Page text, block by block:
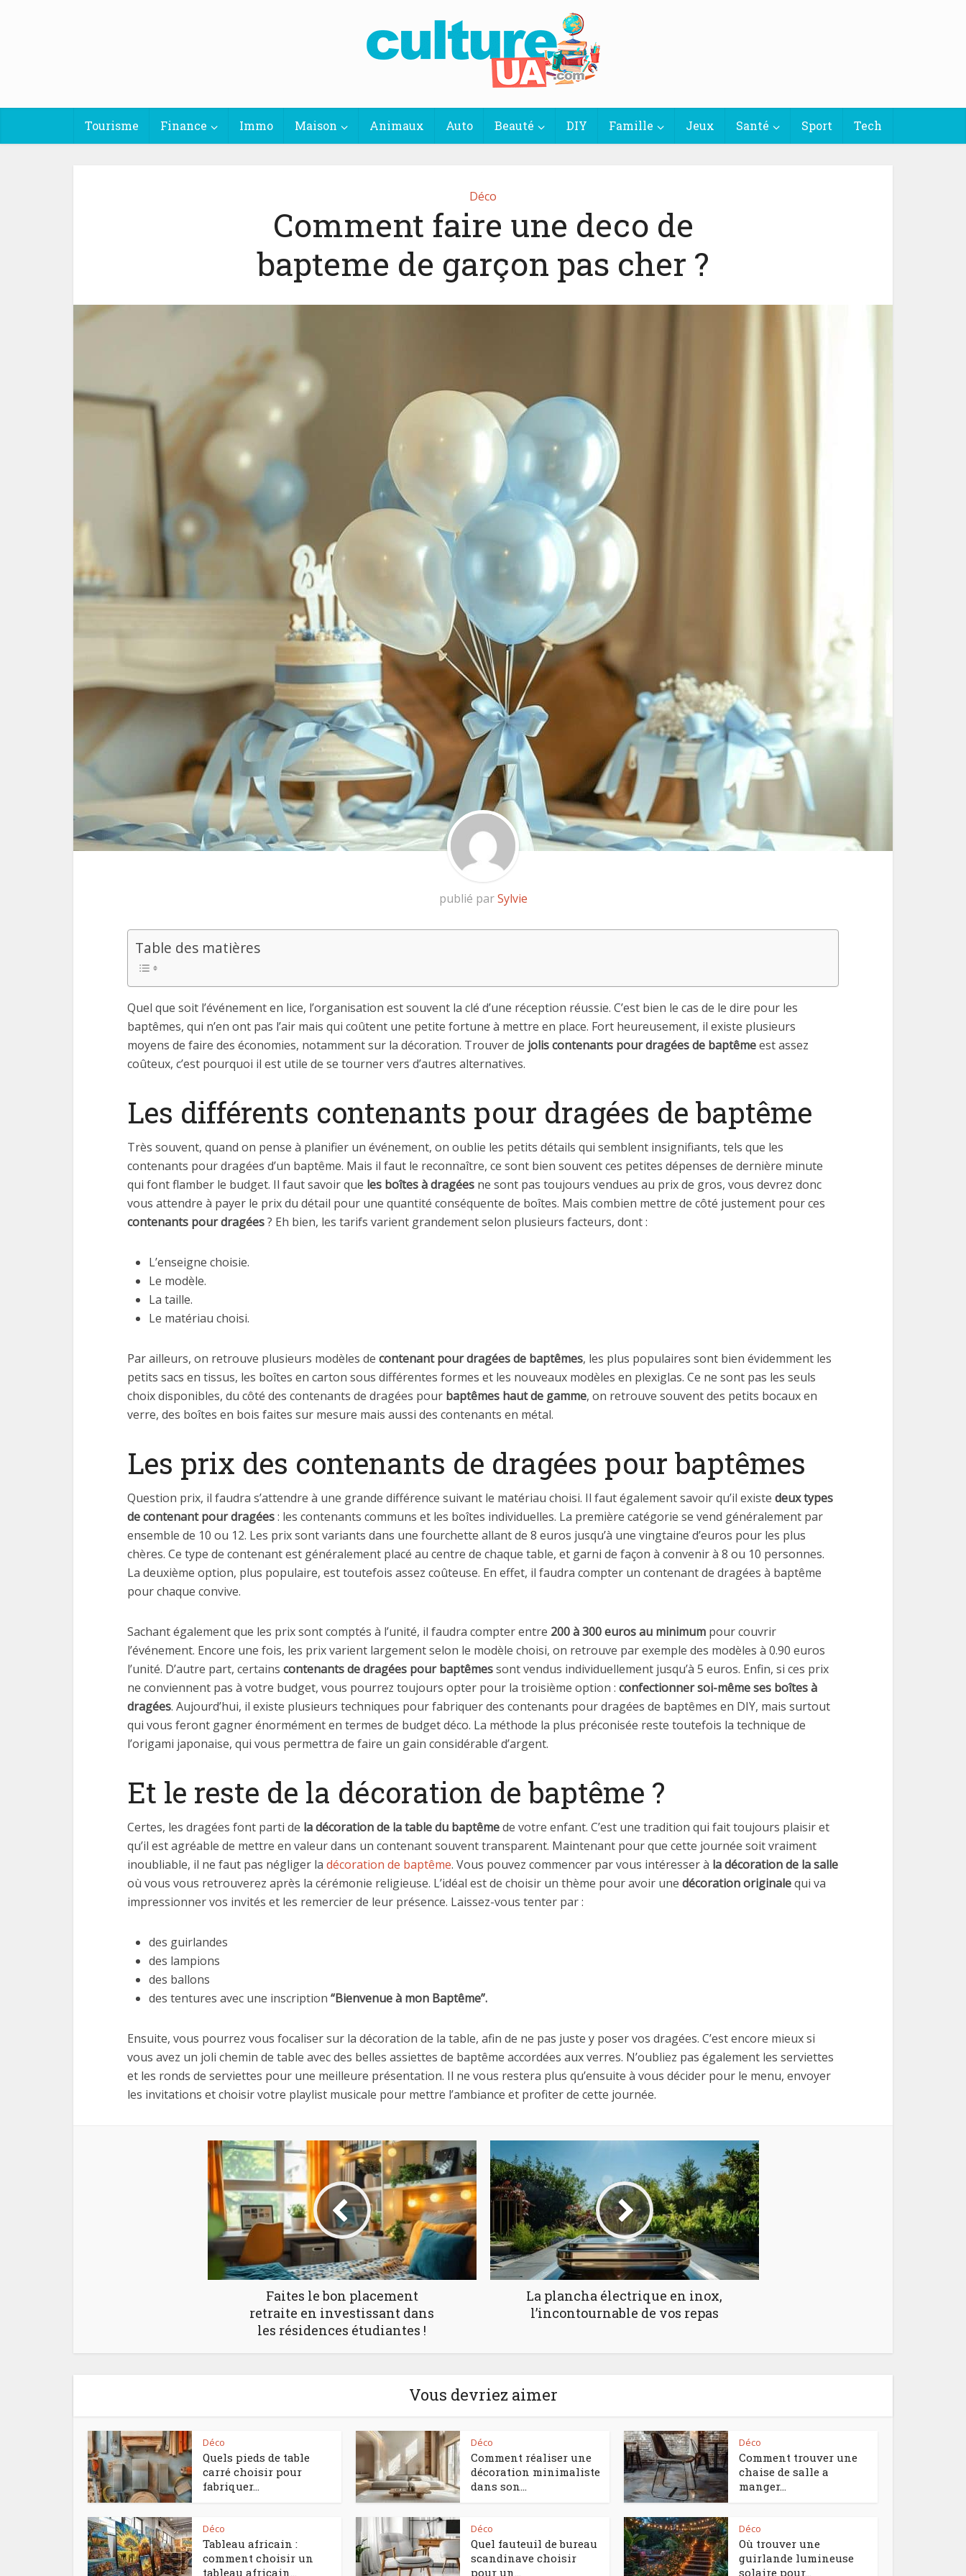
Tourisme Finance Immo Maison Animaux Auto Beauté DIY Famille Jeux Santé Sport Tech
Déco
Comment faire une deco de
bapteme de garçon pas cher ?
publié parSylvie
Table des matières
Quel que soit l’événement en lice, l’organisation est souvent la clé d’une réception réussie. C’est bien le cas de le dire pour les
baptêmes, qui n’en ont pas l’air mais qui coûtent une petite fortune à mettre en place. Fort heureusement, il existe plusieurs
moyens de faire des économies, notamment sur la décoration. Trouver de jolis contenants pour dragées de baptêmeest assez
coûteux, c’est pourquoi il est utile de se tourner vers d’autres alternatives.
Les différents contenants pour dragées de baptême
Très souvent, quand on pense à planifier un événement, on oublie les petits détails qui semblent insignifiants, tels que les
contenants pour dragées d’un baptême. Mais il faut le reconnaître, ce sont bien souvent ces petites dépenses de dernière minute
qui font flamber le budget. Il faut savoir que les boîtes à dragées ne sont pas toujours vendues au prix de gros, vous devrez donc
vous attendre à payer le prix du détail pour une quantité conséquente de boîtes. Mais combien mettre de côté justement pour ces
contenants pour dragées? Eh bien, les tarifs varient grandement selon plusieurs facteurs, dont :
L’enseigne choisie.
Le modèle.
La taille.
Le matériau choisi.
Par ailleurs, on retrouve plusieurs modèles de contenant pour dragées de baptêmes, les plus populaires sont bien évidemment les
petits sacs en tissus, les boîtes en carton sous différentes formes et les nouveaux modèles en plexiglas. Ce ne sont pas les seuls
choix disponibles, du côté des contenants de dragées pour baptêmes haut de gamme, on retrouve souvent des petits bocaux en
verre, des boîtes en bois faites sur mesure mais aussi des contenants en métal.
Les prix des contenants de dragées pour baptêmes
Question prix, il faudra s’attendre à une grande différence suivant le matériau choisi. Il faut également savoir qu’il existe deux types
de contenant pour dragées: les contenants communs et les boîtes individuelles. La première catégorie se vend généralement par
ensemble de 10 ou 12. Les prix sont variants dans une fourchette allant de 8 euros jusqu’à une vingtaine d’euros pour les plus
chères. Ce type de contenant est généralement placé au centre de chaque table, et garni de façon à convenir à 8 ou 10 personnes.
La deuxième option, plus populaire, est toutefois assez coûteuse. En effet, il faudra compter un contenant de dragées à baptême
pour chaque convive.
Sachant également que les prix sont comptés à l’unité, il faudra compter entre 200 à 300 euros au minimum pour couvrir
l’événement. Encore une fois, les prix varient largement selon le modèle choisi, on retrouve par exemple des modèles à 0.90 euros
l’unité. D’autre part, certains contenants de dragées pour baptêmessont vendus individuellement jusqu’à 5 euros. Enfin, si ces prix
ne conviennent pas à votre budget, vous pourrez toujours opter pour la troisième option : confectionner soi-même ses boîtes à
dragées. Aujourd’hui, il existe plusieurs techniques pour fabriquer des contenants pour dragées de baptêmes en DIY, mais surtout
qui vous feront gagner énormément en termes de budget déco. La méthode la plus préconisée reste toutefois la technique de
l’origami japonaise, qui vous permettra de faire un gain considérable d’argent.
Et le reste de la décoration de baptême ?
Certes, les dragées font parti de la décoration de la table du baptêmede votre enfant. C’est une tradition qui fait toujours plaisir et
qu’il est agréable de mettre en valeur dans un contenant souvent transparent. Maintenant pour que cette journée soit vraiment
inoubliable, il ne faut pas négliger la décoration de baptême. Vous pouvez commencer par vous intéresser à la décoration de la salle
où vous vous retrouverez après la cérémonie religieuse. L’idéal est de choisir un thème pour avoir une décoration originalequi va
impressionner vos invités et les remercier de leur présence. Laissez-vous tenter par :
des guirlandes
des lampions
des ballons
des tentures avec une inscription “Bienvenue à mon Baptême”.
Ensuite, vous pourrez vous focaliser sur la décoration de la table, afin de ne pas juste y poser vos dragées. C’est encore mieux si
vous avez un joli chemin de table avec des belles assiettes de baptême accordées aux verres. N’oubliez pas également les serviettes
et les ronds de serviettes pour une meilleure présentation. Il ne vous restera plus qu’ensuite à vous décider pour le menu, envoyer
les invitations et choisir votre playlist musicale pour mettre l’ambiance et profiter de cette journée.
Faites le bon placement
retraite en investissant dans
les résidences étudiantes !
La plancha électrique en inox,
l’incontournable de vos repas
Vous devriez aimer
Déco
Quels pieds de table
carré choisir pour
fabriquer...
Déco
Comment réaliser une
décoration minimaliste
dans son...
Déco
Comment trouver une
chaise de salle a
manger...
Déco
Tableau africain :
comment choisir un
tableau africain...
Déco
Quel fauteuil de bureau
scandinave choisir
pour un...
Déco
Où trouver une
guirlande lumineuse
solaire pour...